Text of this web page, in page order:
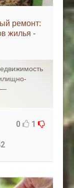
ремонт:
жилья -
—
0 1